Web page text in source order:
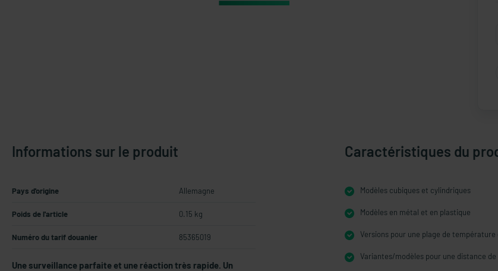
Informations sur le produit
Pays d'origine Allemagne
Poids de l'article 0.15 kg
Numéro du tarif douanier 85365019
Une surveillance parfaite et une réaction très rapide. Un
Caractéristiques du
Modèles cubiques et cylindriques
Modèles en métal et en plastique
Versions pour une plage de température
Variantes/modèles pour une distance